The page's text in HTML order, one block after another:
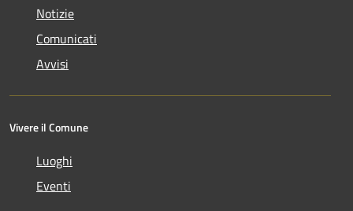
Notizie
Comunicati
Avvisi
Vivere il Comune
Luoghi
Eventi